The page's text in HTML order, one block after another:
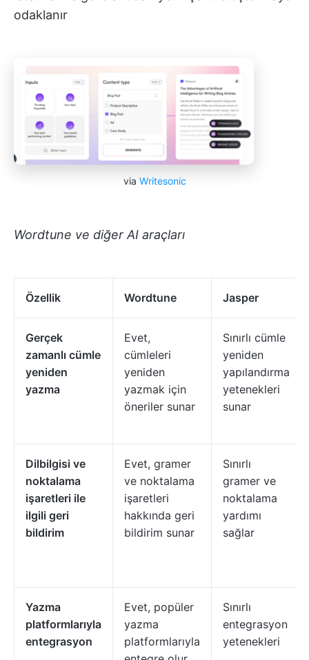
odaklanır
via Writesonic
Wordtune ve diğer AI araçları
Özellik Wordtune Jasper
Gerçek
zamanlı cümle
yeniden
yazma
Evet,
cümleleri
yeniden
yazmak için
öneriler sunar
Sınırlı cümle
yeniden
yapılandırma
yetenekleri
sunar
Dilbilgisi ve
noktalama
işaretleri ile
ilgili geri
bildirim
Evet, gramer
ve noktalama
işaretleri
hakkında geri
bildirim sunar
Sınırlı
gramer ve
noktalama
yardımı
sağlar
Yazma
platformlarıyla
entegrasyon
Evet, popüler
yazma
platformlarıyla
Sınırlı
entegrasyon
yetenekleri